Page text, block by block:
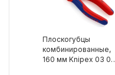
Плоскогубцы
комбинированные,
160 мм Knipex 03 02